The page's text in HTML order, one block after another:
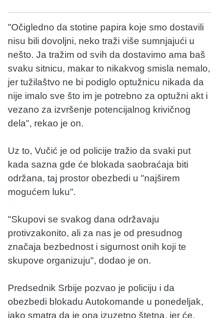
"Očigledno da stotine papira koje smo dostavili
nisu bili dovoljni, neko traži više sumnjajući u
nešto. Ja tražim od svih da dostavimo ama baš
svaku sitnicu, makar to nikakvog smisla nemalo,
jer tužilaštvo ne bi podiglo optužnicu nikada da
nije imalo sve što im je potrebno za optužni akt i
vezano za izvršenje potencijalnog krivičnog
dela", rekao je on.
Uz to, Vučić je od policije tražio da svaki put
kada sazna gde će blokada saobraćaja biti
održana, taj prostor obezbedi u "najširem
mogućem luku".
"Skupovi se svakog dana održavaju
protivzakonito, ali za nas je od presudnog
značaja bezbednost i sigurnost onih koji te
skupove organizuju", dodao je on.
Predsednik Srbije pozvao je policiju i da
obezbedi blokadu Autokomande u ponedeljak,
iako smatra da je ona izuzetno štetna, jer će,